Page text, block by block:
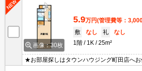
画像：30枚
5.9万円(管理費等：
敷
なし 礼
なし
1階
1K 25m²
★お部屋探しはタウンハウジング町田店へお
のご条件にピッタリなお部屋をご紹介可能